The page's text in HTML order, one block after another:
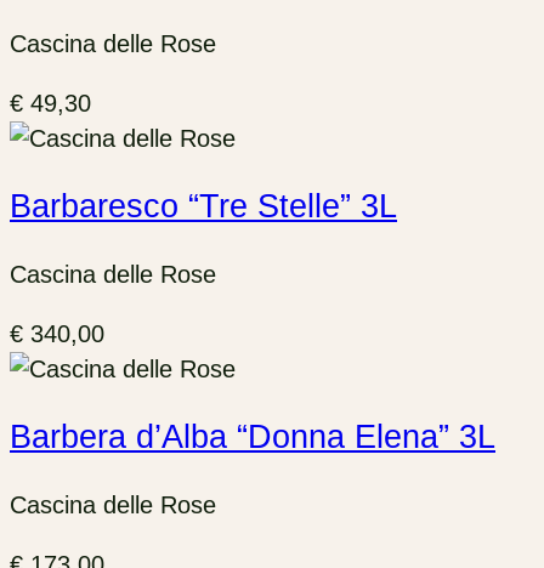
Cascina delle Rose
€ 49,30
Barbaresco “Tre Stelle” 3L
Cascina delle Rose
€ 340,00
Barbera d’Alba “Donna Elena” 3L
Cascina delle Rose